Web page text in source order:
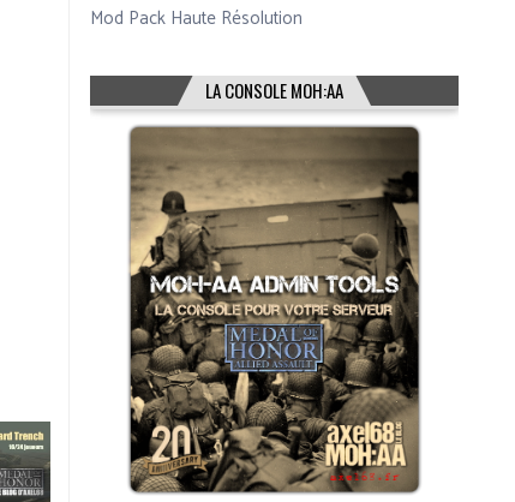
Mod Pack Haute Résolution
LA CONSOLE MOH:AA